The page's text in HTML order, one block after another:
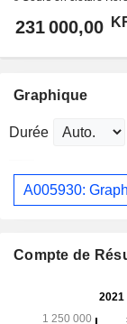
231 000,00
Graphique
Durée
A005930:
Compte de